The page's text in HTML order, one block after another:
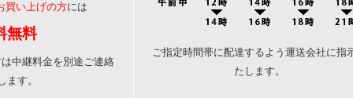
買い上げの方には
無料
中継料金を別途ご連絡
ます。
ご指定時間帯に配達するよう運送会社に指
たします。